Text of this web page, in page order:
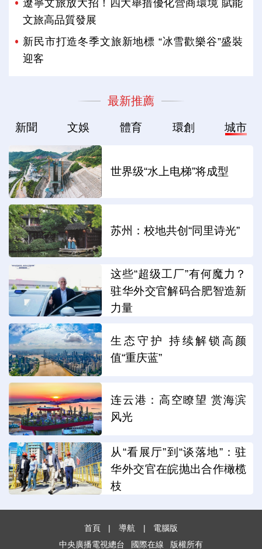
遼寧文旅放大招！四大舉措優化營商環境 賦能
文旅高品質發展
新民市打造冬季文旅新地標 “冰雪歡樂谷”盛裝
迎客
最新推薦
新聞 文娛 體育 環創 城市
世界级“水上电梯”将成型
苏州：校地共创“同里诗光”
这些“超级工厂”有何魔力？
驻华外交官解码合肥智造新
力量
生态守护 持续解锁高颜
值“重庆蓝”
连云港：高空瞭望 赏海滨
风光
从“看展厅”到“谈落地”：驻
华外交官在皖抛出合作橄榄
枝
首頁 | 導航 |
電腦版
中央廣播電視總台
國際在線 版權所有